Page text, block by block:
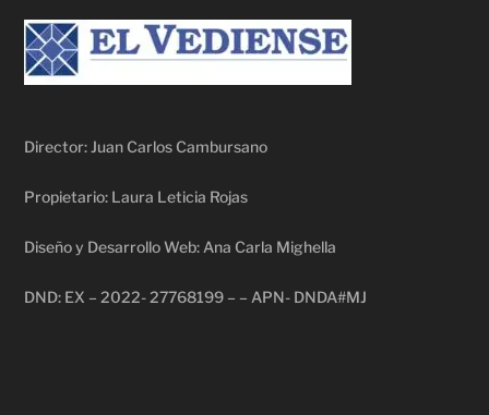
Director: Juan Carlos Cambursano
Propietario: Laura Leticia Rojas
Diseño y Desarrollo Web: Ana Carla Mighella
DND: EX – 2022- 27768199 – – APN- DNDA#MJ